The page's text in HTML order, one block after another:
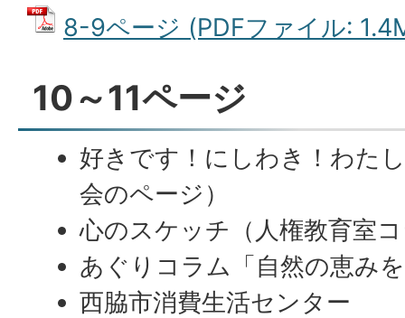
8-9ページ (PDFファイル:
10～11ページ
好きです！にしわき！わた
会のページ）
心のスケッチ（人権教育室
あぐりコラム「自然の恵み
西脇市消費生活センター